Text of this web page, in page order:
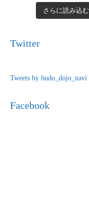
さらに読み込む
Twitter
Tweets by budo_dojo_navi
Facebook